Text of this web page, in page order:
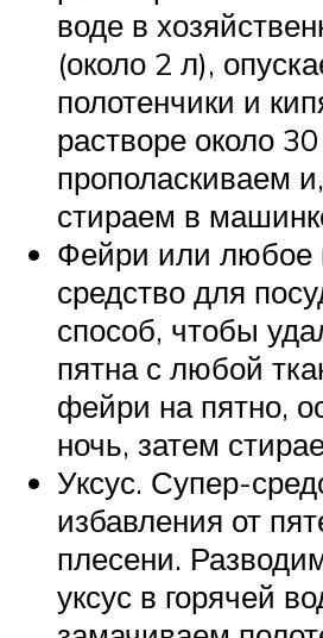
воде в
(около 2 л),
полотенчики и
растворе около
прополаскиваем
стираем в
Фейри или любое
средство для
способ, чтобы
пятна с любой
фейри на пятно,
ночь, затем
Уксус. Супер-
избавления от
плесени.
уксус в горячей